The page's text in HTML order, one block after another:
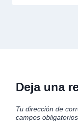
Deja una
Tu dirección de
campos